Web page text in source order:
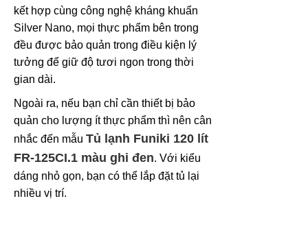
kết hợp cùng công nghệ kháng khuẩn
Silver Nano, mọi thực phẩm bên trong
đều được bảo quản trong điều kiện lý
tưởng để giữ độ tươi ngon trong thời
gian dài.
Ngoài ra, nếu bạn chỉ cần thiết bị bảo
quản cho lượng ít thực phẩm thì nên cân
nhắc đến mẫu Tủ lạnh Funiki 120 lít
FR-125CI.1 màu ghi đen. Với kiểu
dáng nhỏ gọn, bạn có thể lắp đặt tủ lại
nhiều vị trí.